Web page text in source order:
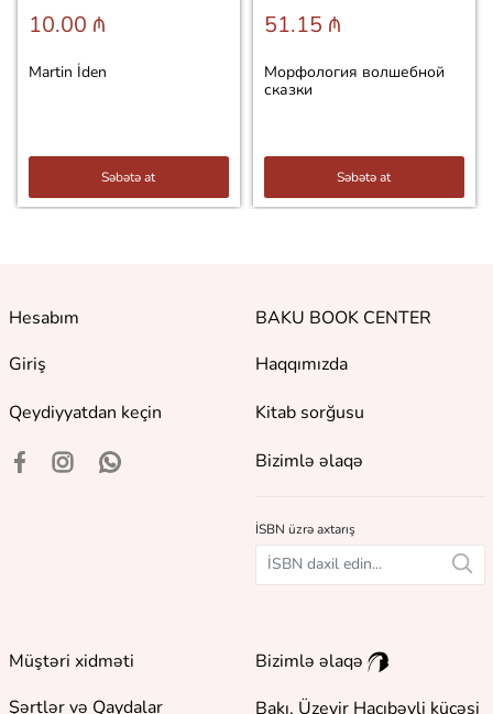
10.00 ₼
Martin İden
Səbətə at
51.15 ₼
Морфология волшебной
сказки
Səbətə at
Hesabım
Giriş
Qeydiyyatdan keçin
BAKU BOOK CENTER
Haqqımızda
Kitab sorğusu
Bizimlə əlaqə
İSBN üzrə axtarış
Müştəri xidməti
Şərtlər və Qaydalar
Bizimlə əlaqə
Bakı, Üzeyir Hacıbəyli küçəsi